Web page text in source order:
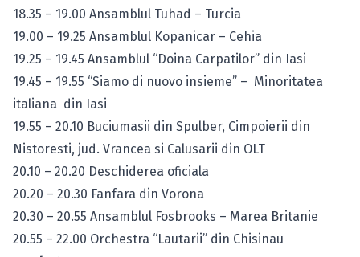
18.35 – 19.00 Ansamblul Tuhad – Turcia
19.00 – 19.25 Ansamblul Kopanicar – Cehia
19.25 – 19.45 Ansamblul “Doina Carpatilor” din Iasi
19.45 – 19.55 “Siamo di nuovo insieme” – Minoritatea
italiana din Iasi
19.55 – 20.10 Buciumasii din Spulber, Cimpoierii din
Nistoresti, jud. Vrancea si Calusarii din OLT
20.10 – 20.20 Deschiderea oficiala
20.20 – 20.30 Fanfara din Vorona
20.30 – 20.55 Ansamblul Fosbrooks – Marea Britanie
20.55 – 22.00 Orchestra “Lautarii” din Chisinau